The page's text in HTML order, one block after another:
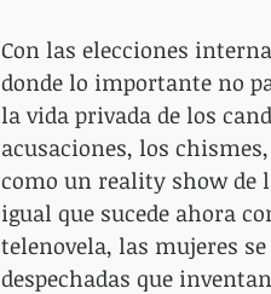
Con las elecciones
donde lo importante no
la vida privada de los
acusaciones, los
como un reality show de
igual que sucede ahora
telenovela, las mujeres
despechadas que